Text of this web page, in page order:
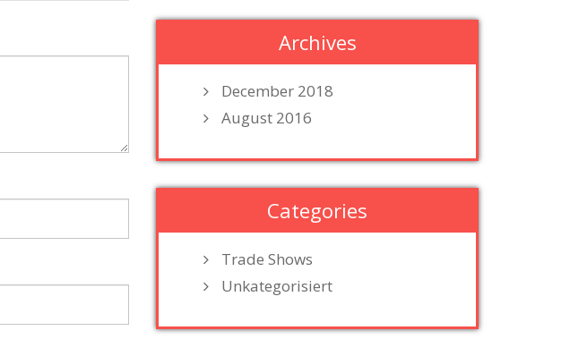
Archives
December 2018
August 2016
Categories
Trade Shows
Unkategorisiert